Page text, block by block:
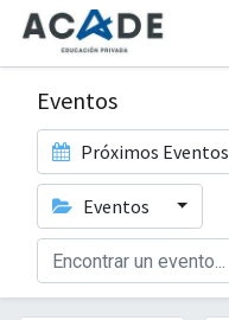
Eventos
Próximos Eventos
Eventos